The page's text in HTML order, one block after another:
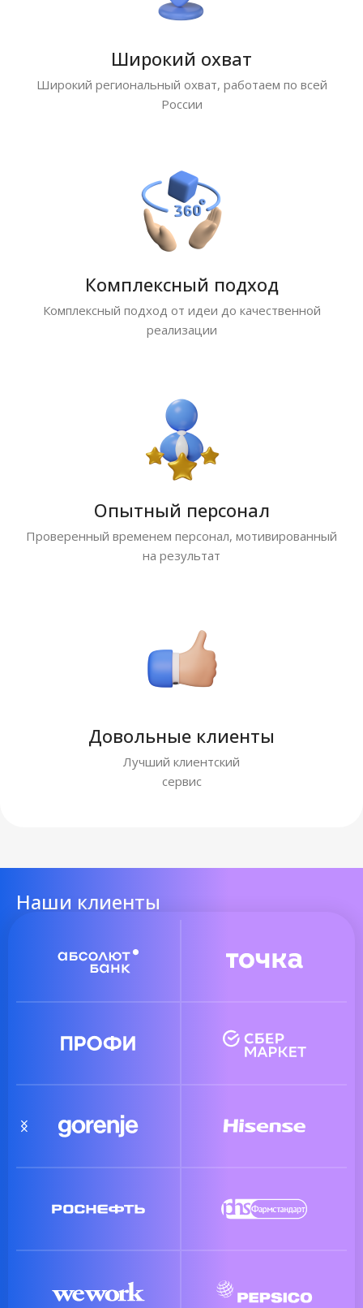
Широкий охват
Широкий региональный охват, работаем по всей
России
Комплексный подход
Комплексный подход от идеи до качественной
реализации
Опытный персонал
Проверенный временем персонал, мотивированный
на результат
Довольные клиенты
Лучший клиентский
сервис
Наши клиенты